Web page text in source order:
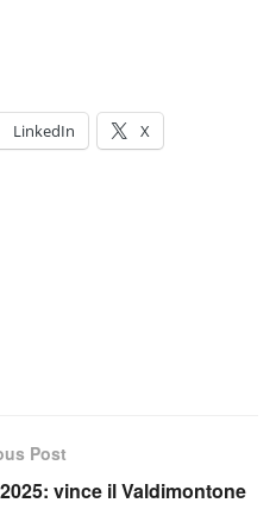
LinkedIn X
Post
vince il Valdimontone